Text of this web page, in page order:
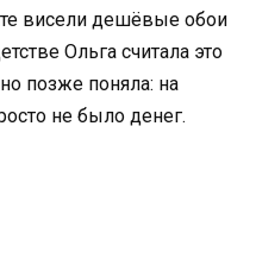
висели дешёвые обои
Ольга считала это
позже поняла: на
не было денег.